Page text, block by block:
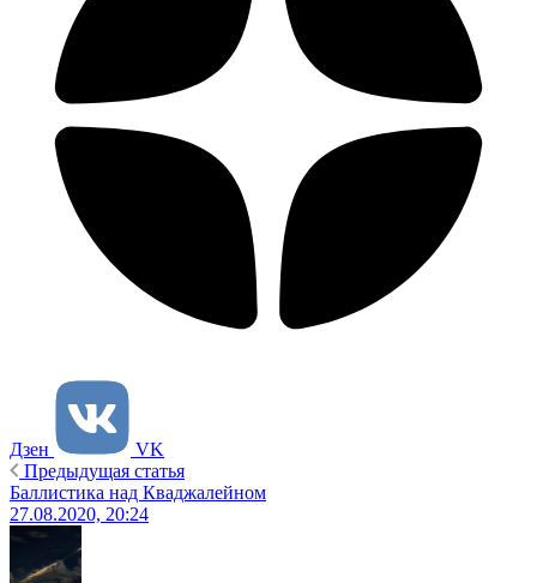
Дзен
VK
Предыдущая статья
Баллистика над Кваджалейном
27.08.2020, 20:24